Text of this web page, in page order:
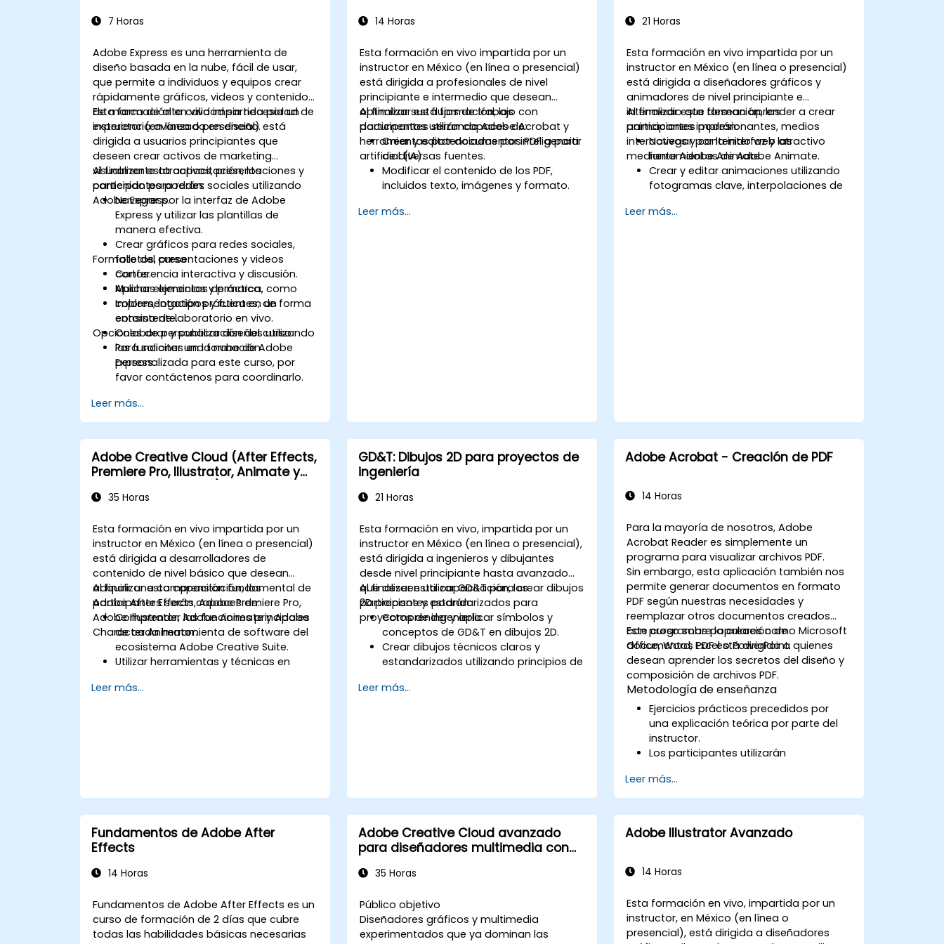
7 Horas
Adobe Express es una herramienta de
diseño basada en la nube, fácil de usar,
que permite a individuos y equipos crear
rápidamente gráficos, videos y contenido
de marca de alta calidad sin necesidad de
experiencia avanzada en diseño.
Esta formación en vivo impartida por un
instructor (en línea o presencial) está
dirigida a usuarios principiantes que
deseen crear activos de marketing
visualmente atractivos, presentaciones y
contenido para redes sociales utilizando
Adobe Express.
Al finalizar esta capacitación, los
participantes podrán:
Navegar por la interfaz de Adobe
Express y utilizar las plantillas de
manera efectiva.
Crear gráficos para redes sociales,
folletos, presentaciones y videos
cortos.
Aplicar elementos de marca, como
colores, logotipos y fuentes, de forma
consistente.
Colaborar y publicar diseños utilizando
las funciones en la nube de Adobe
Express.
Formato del curso
Conferencia interactiva y discusión.
Muchas ejercicios y práctica.
Implementación práctica en un
entorno de laboratorio en vivo.
Opciones de personalización del curso
Para solicitar una formación
personalizada para este curso, por
favor contáctenos para coordinarlo.
Leer más...
14 Horas
Esta formación en vivo impartida por un
instructor en México (en línea o presencial)
está dirigida a profesionales de nivel
principiante e intermedio que desean
optimizar sus flujos de trabajo con
documentos utilizando Adobe Acrobat y
herramientas potenciadas por inteligencia
artificial (IA).
Al finalizar esta formación, los
participantes serán capaces de:
Crear y editar documentos PDF a partir
de diversas fuentes.
Modificar el contenido de los PDF,
incluidos texto, imágenes y formato.
marcado para la revisión de
Leer más...
21 Horas
Esta formación en vivo impartida por un
instructor en México (en línea o presencial)
está dirigida a diseñadores gráficos y
animadores de nivel principiante e
intermedio que desean aprender a crear
animaciones impresionantes, medios
interactivos y contenido web atractivo
mediante Adobe Animate.
Al finalizar esta formación, los
participantes podrán:
Navegar por la interfaz y las
herramientas de Adobe Animate.
Crear y editar animaciones utilizando
fotogramas clave, interpolaciones de
forma.
Leer más...
Adobe Creative Cloud (After Effects,
Premiere Pro, Illustrator, Animate y
principiantes
35 Horas
Esta formación en vivo impartida por un
instructor en México (en línea o presencial)
está dirigida a desarrolladores de
contenido de nivel básico que desean
adquirir una comprensión fundamental de
Adobe After Effects, Adobe Premiere Pro,
Adobe Illustrator, Adobe Animate y Adobe
Character Animator.
Al finalizar esta capacitación, los
participantes serán capaces de:
Comprender las funciones principales
de cada herramienta de software del
ecosistema Adobe Creative Suite.
Utilizar herramientas y técnicas en
movimiento, Adobe Premiere Pro para
Leer más...
GD&T: Dibujos 2D para proyectos de
ingeniería
21 Horas
Esta formación en vivo, impartida por un
instructor en México (en línea o presencial),
está dirigida a ingenieros y dibujantes
desde nivel principiante hasta avanzado
que deseen utilizar GD&T para crear dibujos
2D precisos y estandarizados para
proyectos de ingeniería.
Al finalizar esta capacitación, los
participantes podrán:
Comprender y aplicar símbolos y
conceptos de GD&T en dibujos 2D.
Crear dibujos técnicos claros y
estandarizados utilizando principios de
Interpretar e implementar comentarios
Leer más...
Adobe Acrobat - Creación de PDF
14 Horas
Para la mayoría de nosotros, Adobe
Acrobat Reader es simplemente un
programa para visualizar archivos PDF.
Sin embargo, esta aplicación también nos
permite generar documentos en formato
PDF según nuestras necesidades y
reemplazar otros documentos creados
con programas populares como Microsoft
Office, Word, Excel o PowerPoint.
Este curso sobre la creación de
documentos PDF está dirigido a quienes
desean aprender los secretos del diseño y
composición de archivos PDF.
Metodología de enseñanza
Ejercicios prácticos precedidos por
una explicación teórica por parte del
instructor.
Los participantes utilizarán
Leer más...
Fundamentos de Adobe After
Effects
14 Horas
Fundamentos de Adobe After Effects es un
curso de formación de 2 días que cubre
todas las habilidades básicas necesarias
Adobe Creative Cloud avanzado
para diseñadores multimedia con
35 Horas
Público objetivo
Diseñadores gráficos y multimedia
experimentados que ya dominan las
Adobe Illustrator Avanzado
14 Horas
Esta formación en vivo, impartida por un
instructor, en México (en línea o
presencial), está dirigida a diseñadores